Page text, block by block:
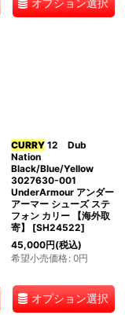
オプション選択
CURRY12 Dub
Nation
Black/Blue/Yellow
3027630-001
UnderArmour アンダー
アーマー シューズ ステ
フォン カリー 【海外取
寄】
[SH24522]
45,000円(税込)
希望小売価格: 0円
オプション選択